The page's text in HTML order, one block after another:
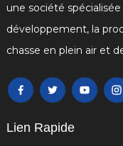
une société
développement, la
chasse en plein air et
Lien Rapide